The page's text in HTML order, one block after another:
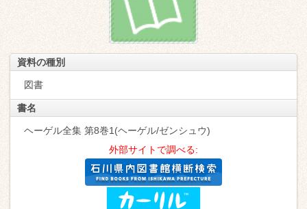
資料の種別
図書
書名
ヘーゲル全集 第8巻1(ヘーゲル/ゼンシュウ)
外部サイトで調べる: